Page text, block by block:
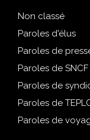
Non classé
Paroles d'élus
Paroles de
Paroles de SNCF
Paroles de
Paroles de
Paroles de